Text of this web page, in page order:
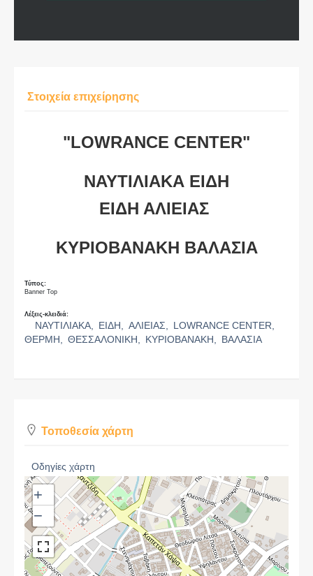
Στοιχεία επιχείρησης
"LOWRANCE CENTER"
ΝΑΥΤΙΛΙΑΚΑ ΕΙΔΗ
ΕΙΔΗ ΑΛΙΕΙΑΣ
ΚΥΡΙΟΒΑΝΑΚΗ ΒΑΛΑΣΙΑ
Τύπος:
Banner Top
Λέξεις-κλειδιά:
ΝΑΥΤΙΛΙΑΚΑ, ΕΙΔΗ, ΑΛΙΕΙΑΣ,
LOWRANCE CENTER,
ΘΕΡΜΗ,
ΘΕΣΣΑΛΟΝΙΚΗ, ΚΥΡΙΟΒΑΝΑΚΗ, ΒΑΛΑΣΙΑ
Τοποθεσία χάρτη
Οδηγίες χάρτη
+
−